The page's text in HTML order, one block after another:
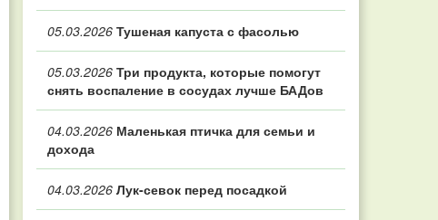
05.03.2026 Тушеная капуста с фасолью
05.03.2026 Три продукта, которые помогут
снять воспаление в сосудах лучше БАДов
04.03.2026 Маленькая птичка для семьи и
дохода
04.03.2026 Лук-севок перед посадкой